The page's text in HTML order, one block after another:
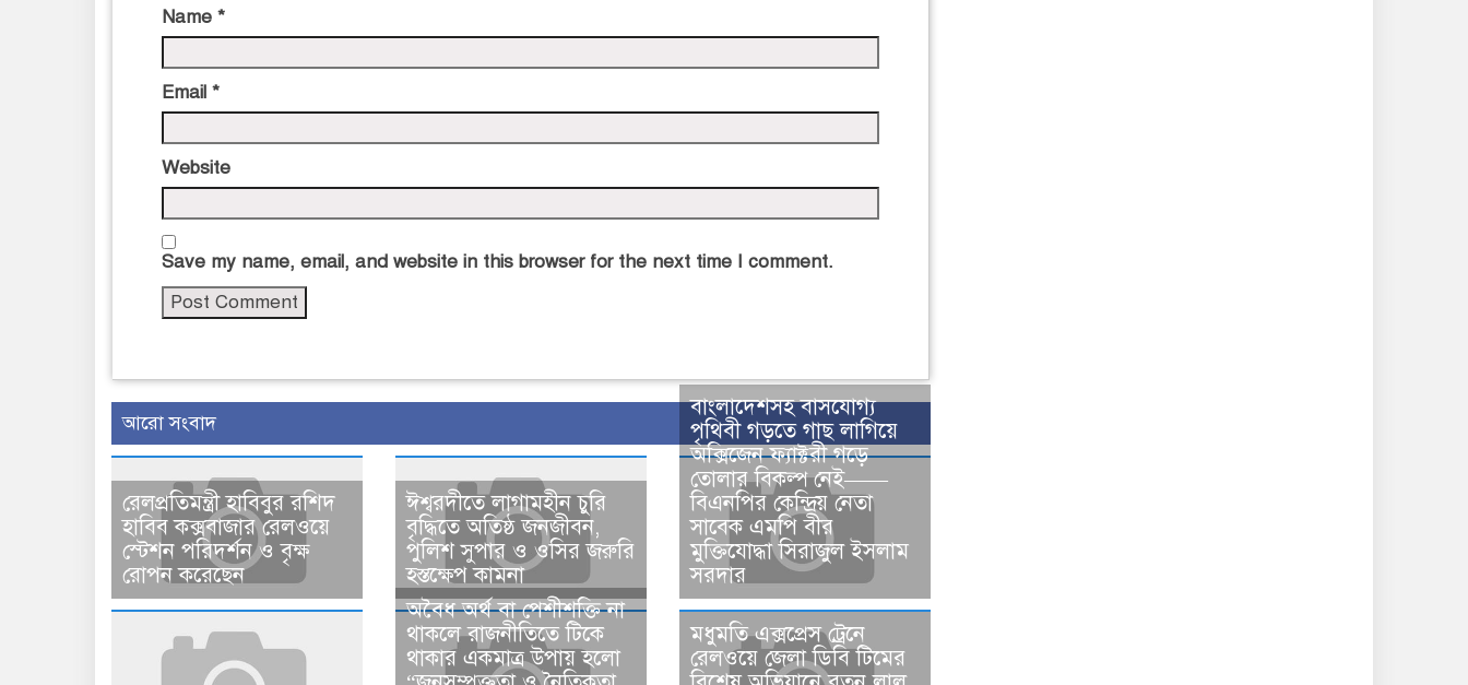
Name *
Email *
Website
Save my name, email, and website in this browser for the next time I comment.
আরো সংবাদ
রেলপ্রতিমন্ত্রী হাবিবুর রশিদ
হাবিব কক্সবাজার রেলওয়ে
স্টেশন পরিদর্শন ও বৃক্ষ
রোপন করেছেন
ঈশ্বরদীতে লাগামহীন চুরি
বৃদ্ধিতে অতিষ্ঠ জনজীবন,
পুলিশ সুপার ও ওসির জরুরি
হস্তক্ষেপ কামনা ​
বাংলাদেশসহ বাসযোগ্য
পৃথিবী গড়তে গাছ লাগিয়ে
অক্সিজেন ফ্যাক্টরী গড়ে
তোলার বিকল্প নেই——
বিএনপির কেন্দ্রিয় নেতা
সাবেক এমপি বীর
মুক্তিযোদ্ধা সিরাজুল ইসলাম
সরদার
​​অবৈধ অর্থ বা পেশীশক্তি না
থাকলে রাজনীতিতে টিকে
থাকার একমাত্র উপায় হলো
মধুমতি এক্সপ্রেস ট্রেনে
রেলওয়ে জেলা ডিবি টিমের